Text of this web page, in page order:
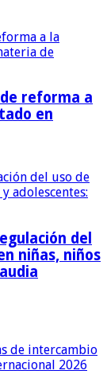
reforma a
en
del
niñas, niños